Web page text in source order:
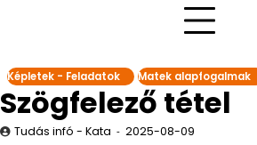
Képletek - Feladatok Matek alapfogalmak
Szögfelező tétel
Tudás infó - Kata 2025-08-09